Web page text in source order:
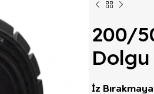
200/
İz